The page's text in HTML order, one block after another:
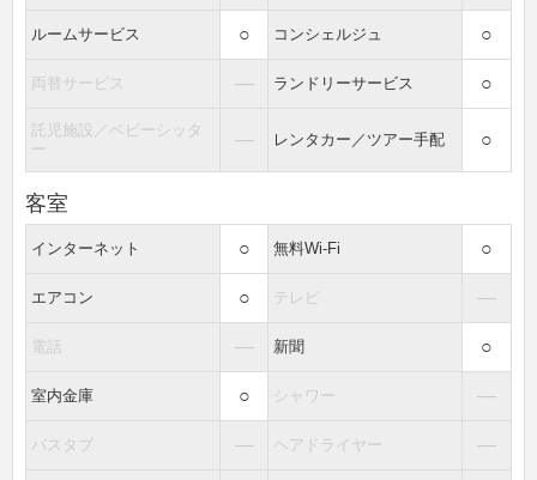
ルームサービス ○ コンシェルジュ ○
両替サービス ― ランドリーサービス ○
託児施設／ベビーシッタ
ー
― レンタカー／ツアー手配 ○
客室
インターネット ○ 無料Wi-Fi ○
エアコン ○ テレビ ―
電話 ― 新聞 ○
室内金庫 ○ シャワー ―
バスタブ ― ヘアドライヤー ―